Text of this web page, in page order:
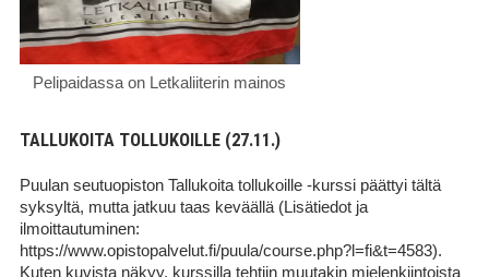
Pelipaidassa on Letkaliiterin mainos
TALLUKOITA TOLLUKOILLE (27.11.)
Puulan seutuopiston Tallukoita tollukoille -kurssi päättyi tältä
syksyltä, mutta jatkuu taas keväällä (Lisätiedot ja
ilmoittautuminen:
https://www.opistopalvelut.fi/puula/course.php?l=fi&t=4583).
Kuten kuvista näkyy, kurssilla tehtiin muutakin mielenkiintoista